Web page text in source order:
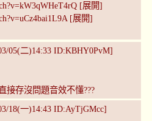
[展開]
[展開]
05(二)14:33 ID:KBHY0PvM]
接存沒問題音效不懂???
18(一)14:43 ID:AyTjGMcc]